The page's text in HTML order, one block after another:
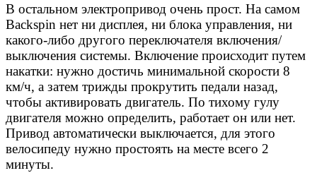
В остальном электропривод очень прост. На самом
Backspin нет ни дисплея, ни блока управления, ни
какого-либо другого переключателя включения/
выключения системы. Включение происходит путем
накатки: нужно достичь минимальной скорости 8
км/ч, а затем трижды прокрутить педали назад,
чтобы активировать двигатель. По тихому гулу
двигателя можно определить, работает он или нет.
Привод автоматически выключается, для этого
велосипеду нужно простоять на месте всего 2
минуты.